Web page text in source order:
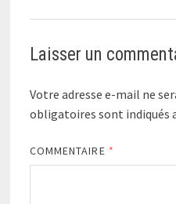
Laisser un
Votre adresse e-mail ne
obligatoires sont indiqués
COMMENTAIRE *